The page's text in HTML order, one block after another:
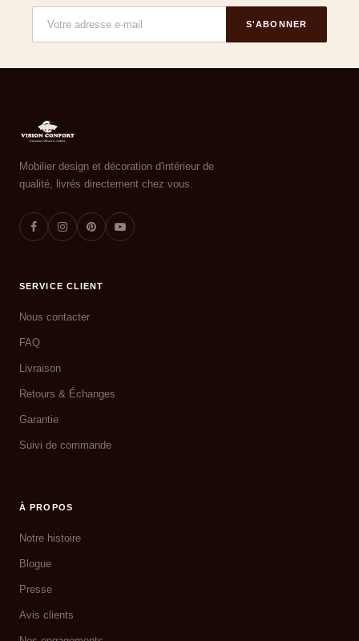
S'ABONNER
Mobilier design et décoration d'intérieur de
qualité, livrés directement chez vous.
SERVICE CLIENT
Nous contacter
FAQ
Livraison
Retours & Échanges
Garantie
Suivi de commande
À PROPOS
Notre histoire
Blogue
Presse
Avis clients